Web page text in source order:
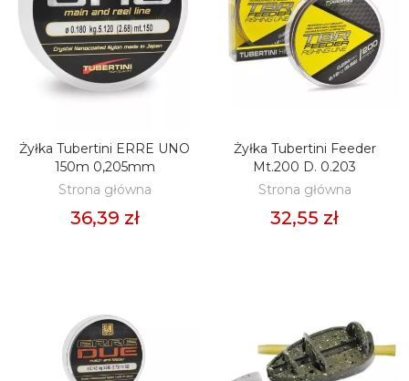
DODAJ DO KOSZYKA
Żyłka Tubertini ERRE UNO
150m 0,205mm
Strona główna
36,39 zł
DODAJ DO KOSZYKA
Żyłka Tubertini Feeder
Mt.200 D. 0.203
Strona główna
32,55 zł